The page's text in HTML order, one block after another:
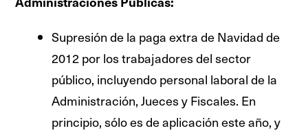
Supresión de la paga extra de Navidad de
2012 por los trabajadores del sector
público, incluyendo personal laboral de la
Administración, Jueces y Fiscales. En
principio, sólo es de aplicación este año, y